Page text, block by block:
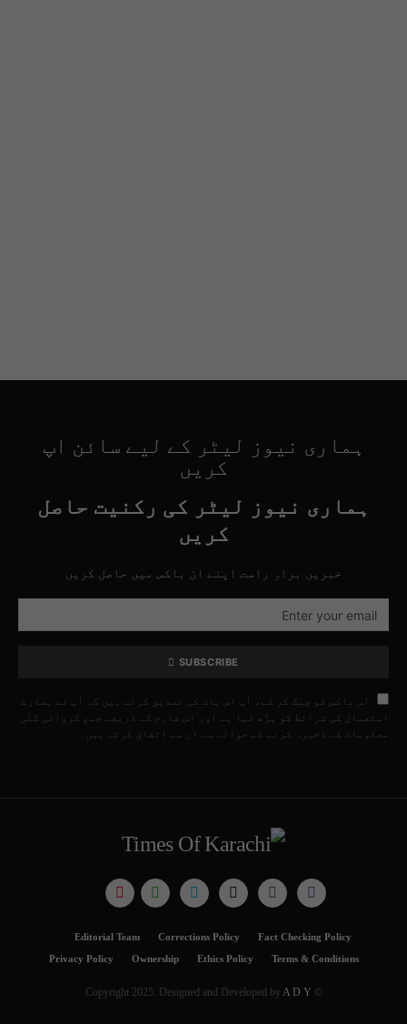
ہماری نیوز لیٹر کے لیے سائن اپ
کریں
ہماری نیوز لیٹر کی رکنیت حاصل
کریں
خبریں براہِ راست اپنے ان باکس میں حاصل کریں
SUBSCRIBE
اس باکس کو چیک کر کے، آپ اس بات کی تصدیق کرتے ہیں کہ آپ نے ہمارے
استعمال کی شرائط کو پڑھ لیا ہے اور اس فارم کے ذریعے جمع کروائی گئی
معلومات کے ذخیرہ کرنے کے حوالے سے ان سے اتفاق کرتے ہیں۔
Fact Checking Policy
Corrections Policy
Editorial Team
Terms & Conditions
Ethics Policy
Ownership
Privacy Policy
© Copyright 2025. Designed and Developed by
A D Y